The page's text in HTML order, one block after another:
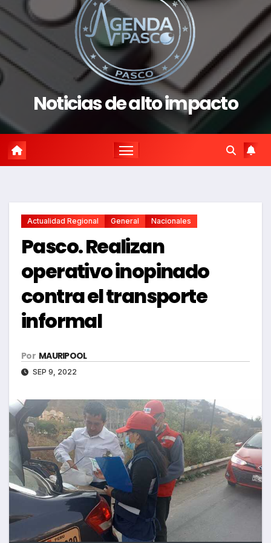
Noticias de alto impacto
Actualidad Regional General Nacionales
Pasco. Realizan
operativo inopinado
contra el transporte
informal
Por MAURIPOOL
SEP 9, 2022